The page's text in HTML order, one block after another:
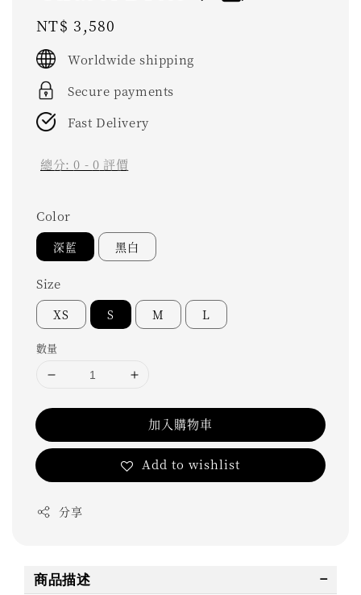
Regular
price
NT$ 3,580
Worldwide shipping
Secure payments
Fast Delivery
總分:0 - 0 評價
Color
深藍 黑白
Size
XS S M L
數量
加入購物車
Add to wishlist
分享
商品描述